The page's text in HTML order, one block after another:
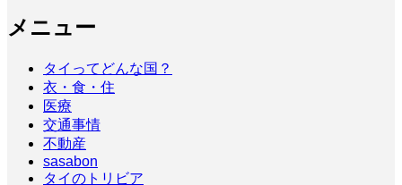
メニュー
タイってどんな国？
衣・食・住
医療
交通事情
不動産
sasabon
タイのトリビア